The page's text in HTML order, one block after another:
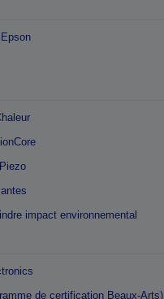
impact environnemental
de certification Beaux-Arts)